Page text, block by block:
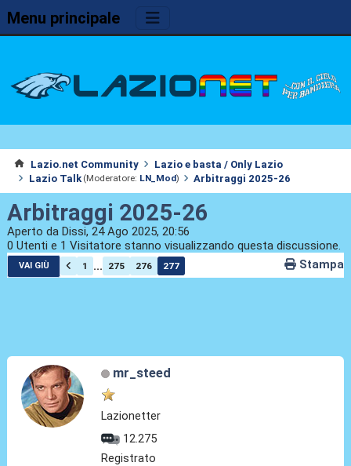
Menu principale
Lazio.net Community
Lazio e basta / Only Lazio
Lazio Talk (Moderatore: LN_Mod) Arbitraggi 2025-26
Arbitraggi 2025-26
Aperto da Dissi, 24 Ago 2025, 20:56
0 Utenti e 1 Visitatore stanno visualizzando questa discussione.
VAI GIÙ 1 ... 275 276 277 Stampa
mr_steed
Lazionetter
12.275
Registrato